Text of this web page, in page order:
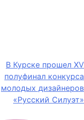
В Курске прошел XV
полуфинал конкурса
молодых дизайнеров
«Русский Силуэт»